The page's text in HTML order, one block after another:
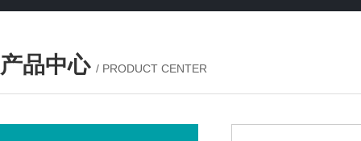
产品中心 / PRODUCT CENTER